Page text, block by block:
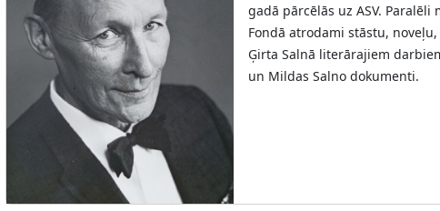
gadā pārcēlās uz ASV.
Fondā atrodami stāstu,
Ģirta Salnā literārajiem
un Mildas Salno dokumenti.